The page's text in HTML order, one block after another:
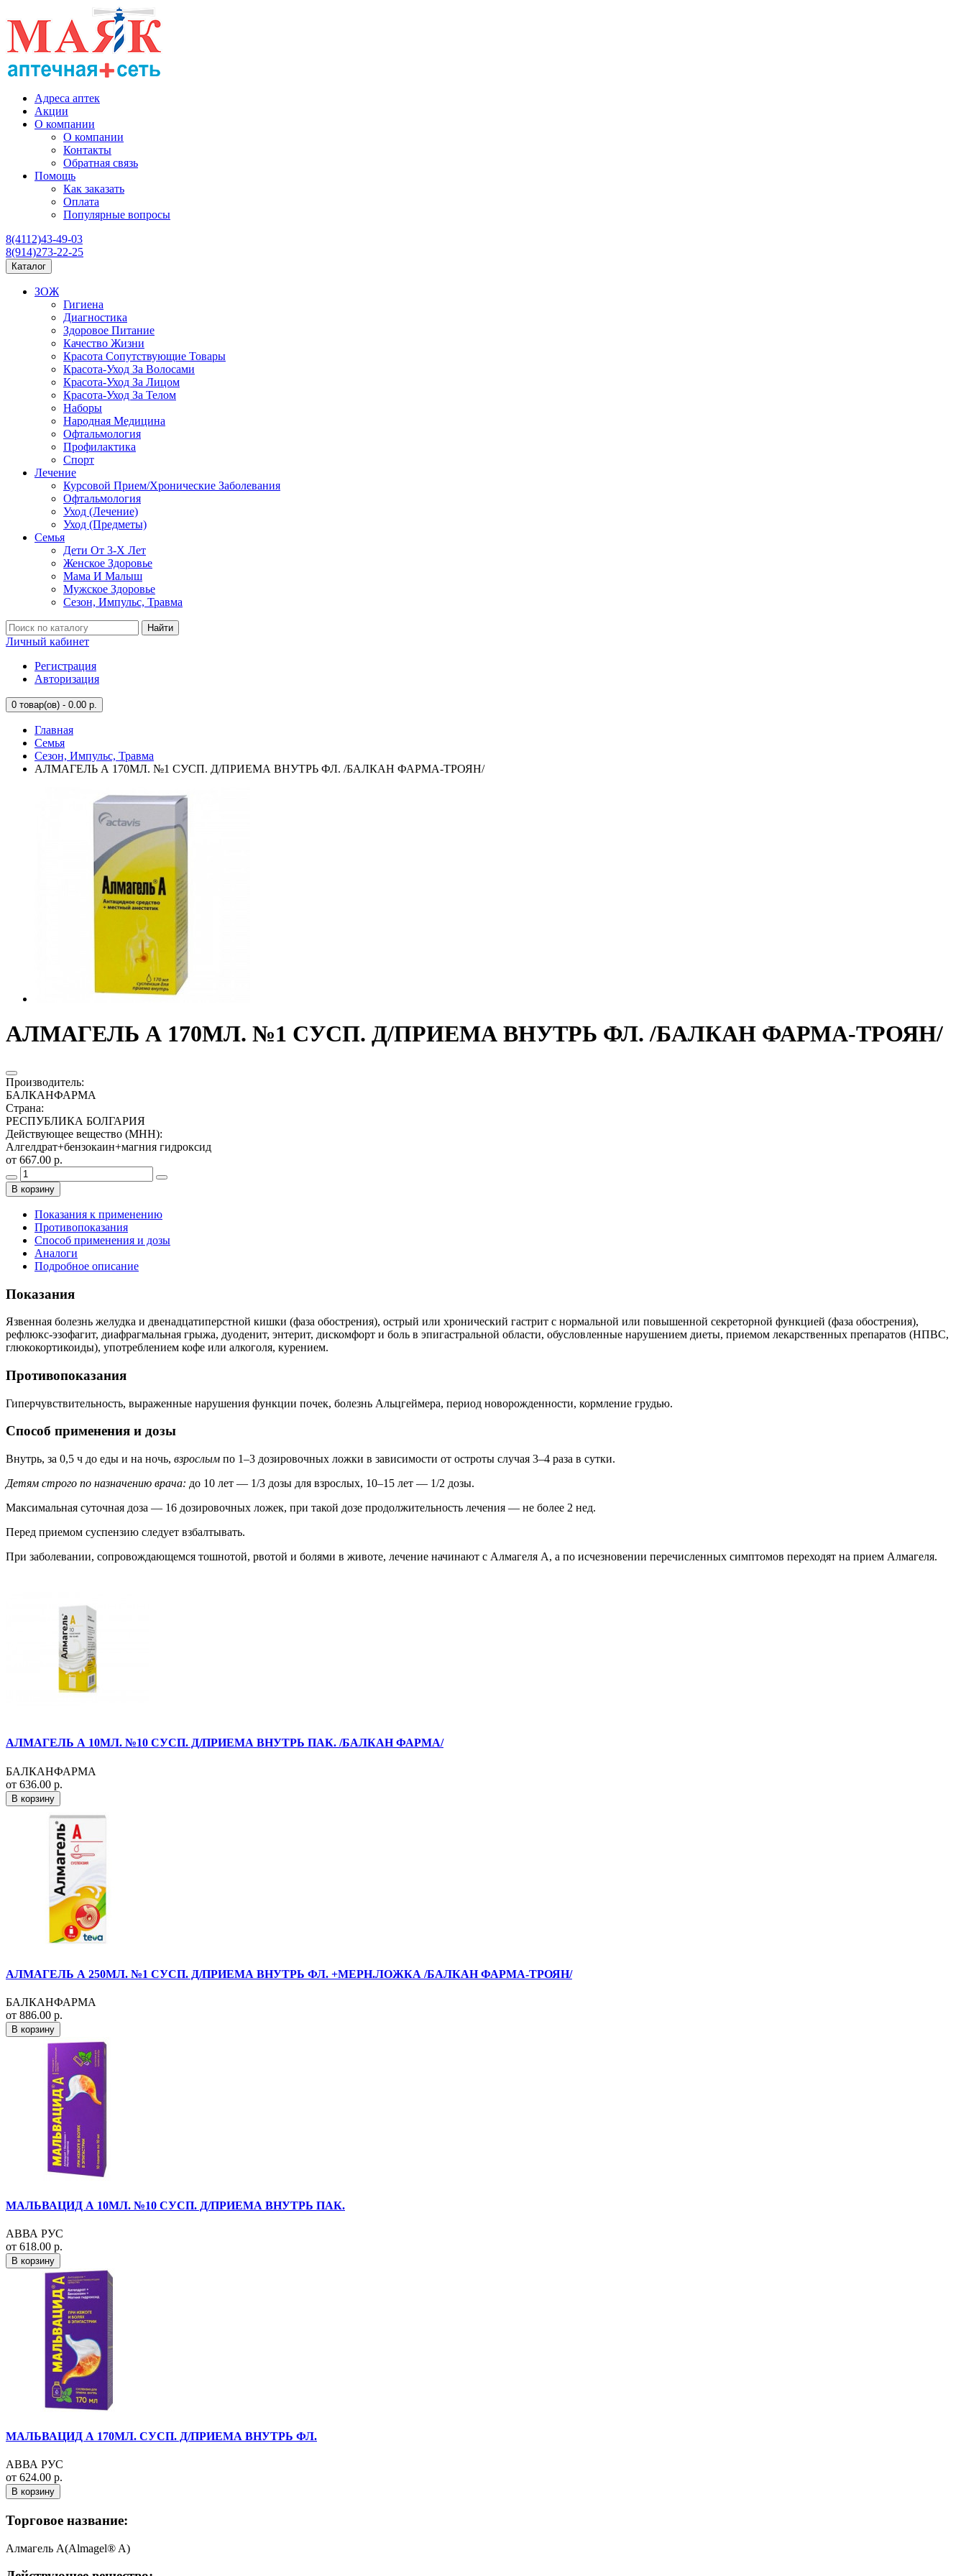
Адреса аптек
Акции
О компании
О компании
Контакты
Обратная связь
Помощь
Как заказать
Оплата
Популярные вопросы
8(4112)43-49-03
8(914)273-22-25
Каталог
ЗОЖ
Гигиена
Диагностика
Здоровое Питание
Качество Жизни
Красота Сопутствующие Товары
Красота-Уход За Волосами
Красота-Уход За Лицом
Красота-Уход За Телом
Наборы
Народная Медицина
Офтальмология
Профилактика
Спорт
Лечение
Курсовой Прием/Хронические Заболевания
Офтальмология
Уход (Лечение)
Уход (Предметы)
Семья
Дети От 3-Х Лет
Женское Здоровье
Мама И Малыш
Мужское Здоровье
Сезон, Импульс, Травма
Найти
Личный кабинет
Регистрация
Авторизация
0 товар(ов) - 0.00 р.
Главная
Семья
Сезон, Импульс, Травма
АЛМАГЕЛЬ А 170МЛ. №1 СУСП. Д/ПРИЕМА ВНУТРЬ ФЛ. /БАЛКАН ФАРМА-ТРОЯН/
АЛМАГЕЛЬ А 170МЛ. №1 СУСП. Д/ПРИЕМА ВНУТРЬ ФЛ. /БАЛКАН ФАРМА-ТРОЯН/
Производитель:
БАЛКАНФАРМА
Страна:
РЕСПУБЛИКА БОЛГАРИЯ
Действующее вещество (МНН):
Алгелдрат+бензокаин+магния гидроксид
от 667.00 р.
В корзину
Показания к применению
Противопоказания
Способ применения и дозы
Аналоги
Подробное описание
Показания
Язвенная болезнь желудка и двенадцатиперстной кишки (фаза обострения), острый или хронический гастрит с нормальной или повышенной секреторной функцией (фаза обострения),
рефлюкс-эзофагит, диафрагмальная грыжа, дуоденит, энтерит, дискомфорт и боль в эпигастральной области, обусловленные нарушением диеты, приемом лекарственных препаратов (НПВС,
глюкокортикоиды), употреблением кофе или алкоголя, курением.
Противопоказания
Гиперчувствительность, выраженные нарушения функции почек, болезнь Альцгеймера, период новорожденности, кормление грудью.
Способ применения и дозы
Внутрь, за 0,5 ч до еды и на ночь, взрослым по 1–3 дозировочных ложки в зависимости от остроты случая 3–4 раза в сутки.
Детям строго по назначению врача: до 10 лет — 1/3 дозы для взрослых, 10–15 лет — 1/2 дозы.
Максимальная суточная доза — 16 дозировочных ложек, при такой дозе продолжительность лечения — не более 2 нед.
Перед приемом суспензию следует взбалтывать.
При заболевании, сопровождающемся тошнотой, рвотой и болями в животе, лечение начинают с Алмагеля А, а по исчезновении перечисленных симптомов переходят на прием Алмагеля.
АЛМАГЕЛЬ А 10МЛ. №10 СУСП. Д/ПРИЕМА ВНУТРЬ ПАК. /БАЛКАН ФАРМА/
БАЛКАНФАРМА
от 636.00 р.
В корзину
АЛМАГЕЛЬ А 250МЛ. №1 СУСП. Д/ПРИЕМА ВНУТРЬ ФЛ. +МЕРН.ЛОЖКА /БАЛКАН ФАРМА-ТРОЯН/
БАЛКАНФАРМА
от 886.00 р.
В корзину
МАЛЬВАЦИД А 10МЛ. №10 СУСП. Д/ПРИЕМА ВНУТРЬ ПАК.
АВВА РУС
от 618.00 р.
В корзину
МАЛЬВАЦИД А 170МЛ. СУСП. Д/ПРИЕМА ВНУТРЬ ФЛ.
АВВА РУС
от 624.00 р.
В корзину
Торговое название:
Алмагель А(Almagel® A)